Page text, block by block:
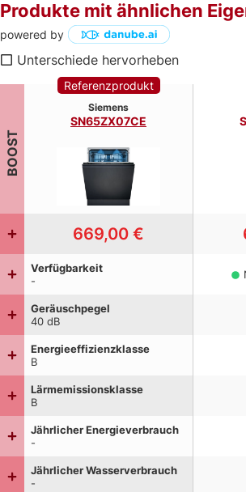
Produkte mit ähnlichen
powered by
Unterschiede hervorheben
BOOST
Referenzprodukt
Siemens
SN65ZX07CE
669,00 €
Verfügbarkeit
-
Geräuschpegel
40 dB
Energieeffizienzklasse
B
Lärmemissionsklasse
B
Jährlicher Energieverbrauch
-
Jährlicher Wasserverbrauch
-